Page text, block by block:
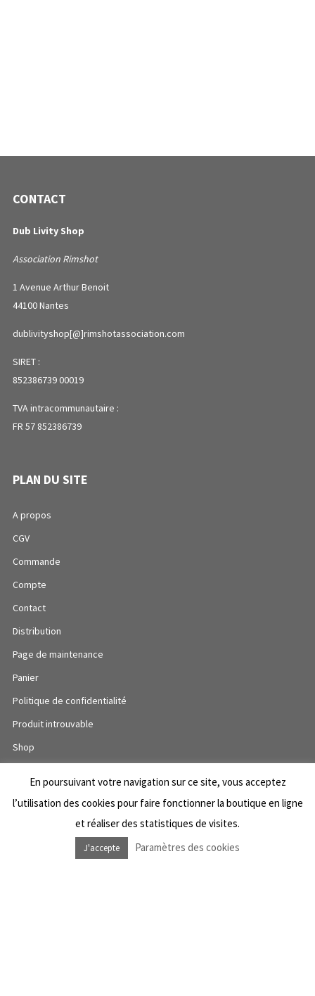
CONTACT
Dub Livity Shop
Association Rimshot
1 Avenue Arthur Benoit
44100 Nantes
dublivityshop[@]rimshotassociation.com
SIRET :
852386739 00019
TVA intracommunautaire :
FR 57 852386739
PLAN DU SITE
A propos
CGV
Commande
Compte
Contact
Distribution
Page de maintenance
Panier
Politique de confidentialité
Produit introuvable
Shop
NOUS SUIVRE
Facebook Dub Livity Shop
En poursuivant votre navigation sur ce site, vous acceptez
l’utilisation des cookies pour faire fonctionner la boutique en ligne
et réaliser des statistiques de visites.
J'accepte Paramètres des cookies